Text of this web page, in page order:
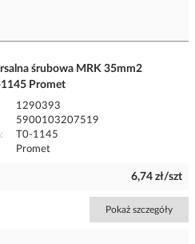
śrubowa MRK 35mm2
Promet
1290393
5900103207519
T0-1145
Promet
6,74 zł/szt
Pokaż szczegóły